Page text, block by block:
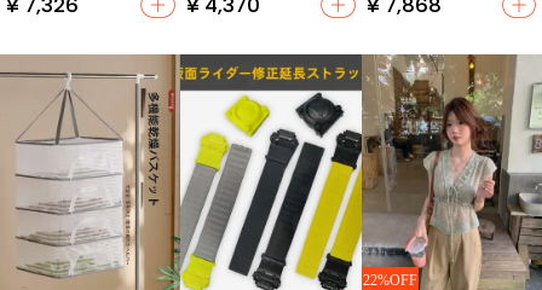
ジムやストリートに
れる民族風】
22%OFF